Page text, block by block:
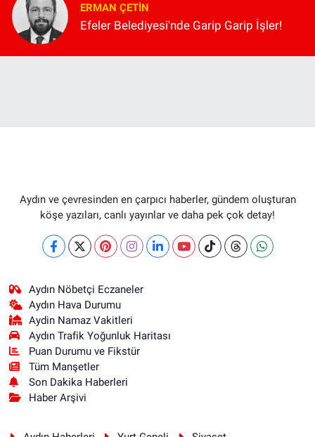
ERMAN ÇETIN
Efeler Belediyesi'nde Garip Garip İşler!
Aydın ve çevresinden en çarpıcı haberler, gündem oluşturan
köşe yazıları, canlı yayınlar ve daha pek çok detay!
Aydın Nöbetçi Eczaneler
Aydın Hava Durumu
Aydin Namaz Vakitleri
Aydın Trafik Yoğunluk Haritası
Puan Durumu ve Fikstür
Tüm Manşetler
Son Dakika Haberleri
Haber Arşivi